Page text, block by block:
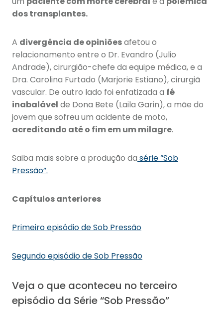
dos transplantes.
A divergência de opiniõesafetou o
relacionamento entre o Dr. Evandro (Julio
Andrade), cirurgião-chefe da equipe médica, e a
Dra. Carolina Furtado (Marjorie Estiano), cirurgiã
vascular. De outro lado foi enfatizada a fé
inabalável de Dona Bete (Laila Garin), a mãe do
jovem que sofreu um acidente de moto,
acreditando até o fim em um milagre.
Saiba mais sobre a produção da série “Sob
Pressão”.
Capítulos anteriores
Primeiro episódio de Sob Pressão
Segundo episódio de Sob Pressão
Veja o que aconteceu no terceiro
episódio da Série “Sob Pressão”